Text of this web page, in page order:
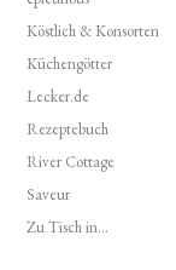
Köstlich & Konsorten
Küchengötter
Lecker.de
Rezeptebuch
River Cottage
Saveur
Zu Tisch in...